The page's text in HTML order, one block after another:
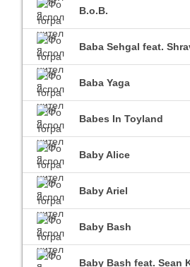
B.o.B.
Baba Sehgal feat.
Baba Yaga
Babes In Toyland
Baby Alice
Baby Ariel
Baby Bash
Baby Bash feat. Sean